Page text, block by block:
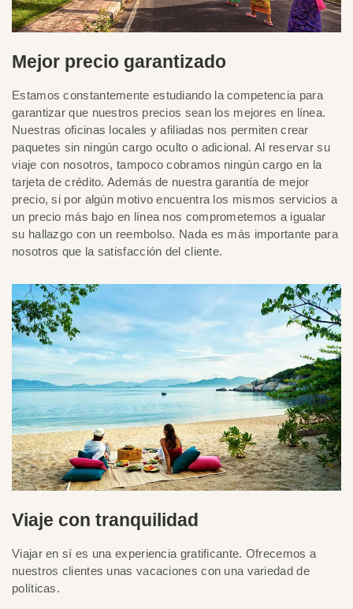
Mejor precio garantizado
Estamos constantemente estudiando la competencia para
garantizar que nuestros precios sean los mejores en línea.
Nuestras oficinas locales y afiliadas nos permiten crear
paquetes sin ningún cargo oculto o adicional. Al reservar su
viaje con nosotros, tampoco cobramos ningún cargo en la
tarjeta de crédito. Además de nuestra garantía de mejor
precio, si por algún motivo encuentra los mismos servicios a
un precio más bajo en línea nos comprometemos a igualar
su hallazgo con un reembolso. Nada es más importante para
nosotros que la satisfacción del cliente.
Viaje con tranquilidad
Viajar en sí es una experiencia gratificante. Ofrecemos a
nuestros clientes unas vacaciones con una variedad de
políticas.